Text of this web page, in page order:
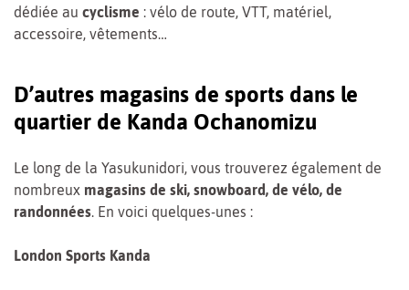
dédiée au cyclisme : vélo de route, VTT, matériel,
accessoire, vêtements…
D’autres magasins de sports dans le
quartier de Kanda Ochanomizu
Le long de la Yasukunidori, vous trouverez également de
nombreux magasins de ski, snowboard, de vélo, de
randonnées. En voici quelques-unes :
London Sports Kanda